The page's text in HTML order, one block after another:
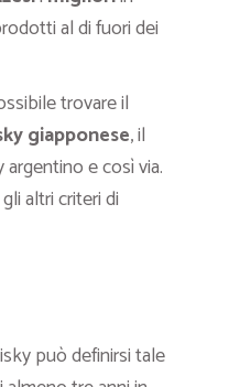
al di fuori dei
trovare il
giapponese, il
e così via.
altri criteri di
può definirsi tale